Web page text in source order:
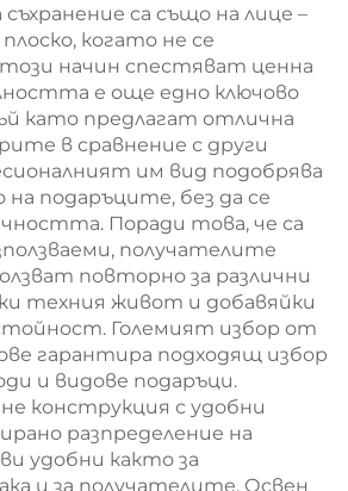
са също на лице –
когато не се
начин спестяват ценна
е още едно ключово
като предлагат отлична
в сравнение с други
им вид подобрява
подаръците, без да се
Поради това, че са
получателите
повторно за различни
техния живот и добавяйки
Големият избор от
гарантира подходящ избор
и видове подаръци.
конструкция с удобни
разпределение на
удобни както за
и за получателите. Освен